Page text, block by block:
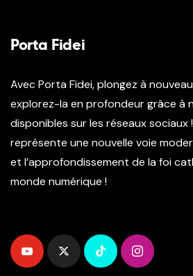
Porta Fidei
Avec Porta Fidei, plongez à
explorez-la en profondeur grâce à
disponibles sur les réseaux sociaux
représente une nouvelle voie
et l’approfondissement de la foi
monde numérique !